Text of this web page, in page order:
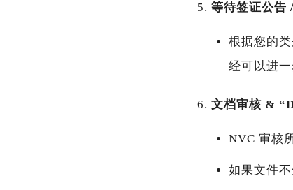
等待签证公告
根据您的
经可以进一
文档审核 &
NVC 审核
如果文件